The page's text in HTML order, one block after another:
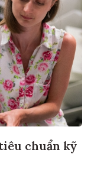
chuẩn kỹ